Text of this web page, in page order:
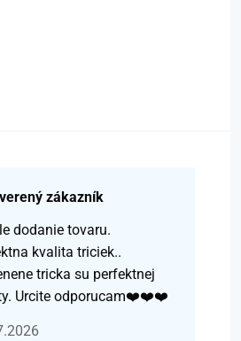
zákazník
dodanie tovaru.
kvalita triciek..
tricka su perfektnej
Urcite odporucam❤️❤️❤️